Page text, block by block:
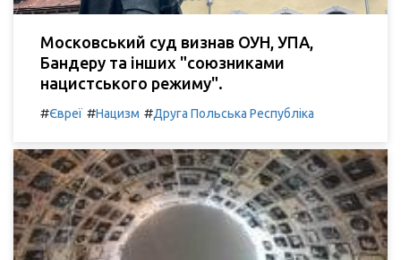
Московський суд визнав ОУН, УПА,
Бандеру та інших "союзниками
нацистського режиму".
#Євреї #Нацизм #Друга Польська Республіка